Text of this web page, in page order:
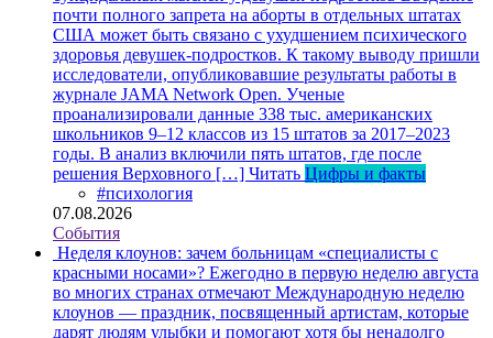
почти полного запрета на аборты в отдельных штатах
США может быть связано с ухудшением психического
здоровья девушек-подростков. К такому выводу пришли
исследователи, опубликовавшие результаты работы в
журнале JAMA Network Open. Ученые
проанализировали данные 338 тыс. американских
школьников 9–12 классов из 15 штатов за 2017–2023
годы. В анализ включили пять штатов, где после
решения Верховного […] Читать Цифры и факты
#психология
07.08.2026
События
Неделя клоунов: зачем больницам «специалисты с
красными носами»? Ежегодно в первую неделю августа
во многих странах отмечают Международную неделю
клоунов — праздник, посвященный артистам, которые
дарят людям улыбки и помогают хотя бы ненадолго